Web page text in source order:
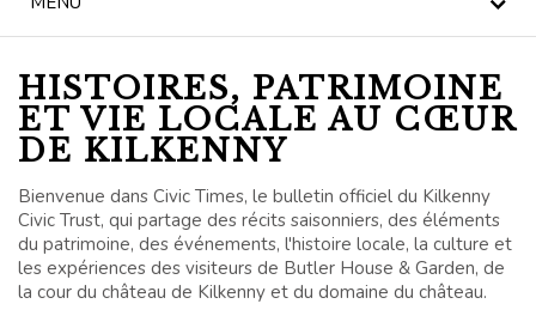
MIDI
NOUVELLES
BLOG
KILKENNY CIVIC
TRUST
CÉLÉBRATIONS
HISTOIRES, PATRIMOINE
ET VIE LOCALE AU CŒUR
DE KILKENNY
Bienvenue dans Civic Times, le bulletin officiel du Kilkenny
Civic Trust, qui partage des récits saisonniers, des éléments
du patrimoine, des événements, l'histoire locale, la culture et
les expériences des visiteurs de Butler House & Garden, de
la cour du château de Kilkenny et du domaine du château.